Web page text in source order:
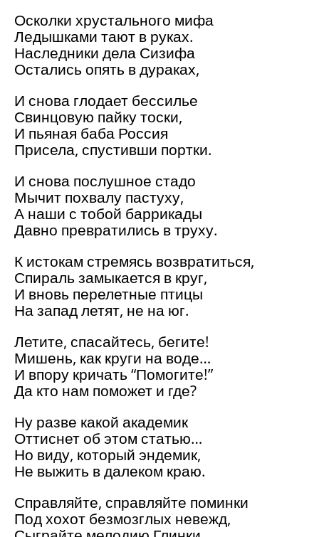
Осколки хрустального мифа
Ледышками тают в руках.
Наследники дела Сизифа
Остались опять в дураках,
И снова глодает бессилье
Свинцовую пайку тоски,
И пьяная баба Россия
Присела, спустивши портки.
И снова послушное стадо
Мычит похвалу пастуху,
А наши с тобой баррикады
Давно превратились в труху.
К истокам стремясь возвратиться,
Спираль замыкается в круг,
И вновь перелетные птицы
На запад летят, не на юг.
Летите, спасайтесь, бегите!
Мишень, как круги на воде…
И впору кричать “Помогите!”
Да кто нам поможет и где?
Ну разве какой академик
Оттиснет об этом статью…
Но виду, который эндемик,
Не выжить в далеком краю.
Справляйте, справляйте поминки
Под хохот безмозглых невежд,